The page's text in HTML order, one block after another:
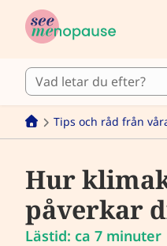
Tips och råd från
Hur
påverkar
Lästid: ca 7 minuter